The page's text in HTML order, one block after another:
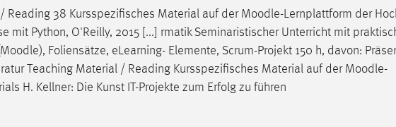
Reading 38 Kursspezifisches Material auf der Moodle-Lernplattform der
mit Python, O'Reilly, 2015 [...] rmatik Seminaristischer Unterricht mit
Moodle), Foliensätze, eLearning- Elemente, Scrum-Projekt 150 h, davon:
Teaching Material / Reading Kursspezifisches Material auf der Moodle-
H. Kellner: Die Kunst IT-Projekte zum Erfolg zu führen